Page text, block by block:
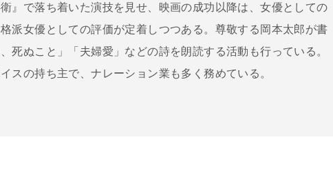
』で落ち着いた演技を見せ、映画の成功以降は、女優としての
派女優としての評価が定着しつつある。尊敬する岡本太郎が書
死ぬこと」「夫婦愛」などの詩を朗読する活動も行っている。
スの持ち主で、ナレーション業も多く務めている。